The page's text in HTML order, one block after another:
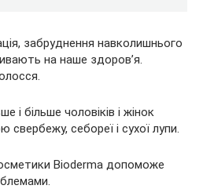
забруднення навколишнього
на наше здоров’я.
і більше чоловіків і жінок
себореї і сухої лупи.
Bioderma допоможе